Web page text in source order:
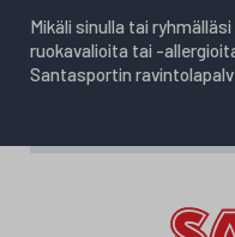
Mikäli sinulla tai
ruokavalioita tai -
Santasportin